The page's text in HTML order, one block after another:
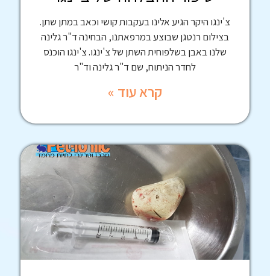
צ'ינגו היקר הגיע אלינו בעקבות קושי וכאב במתן שתן.
בצילום רנטגן שבוצע במרפאתנו, הבחינה ד"ר גלינה
שלנו באבן בשלפוחית השתן של צ'ינגו. צ'ינגו הוכנס
לחדר הניתוח, שם ד"ר גלינה וד"ר
קרא עוד »